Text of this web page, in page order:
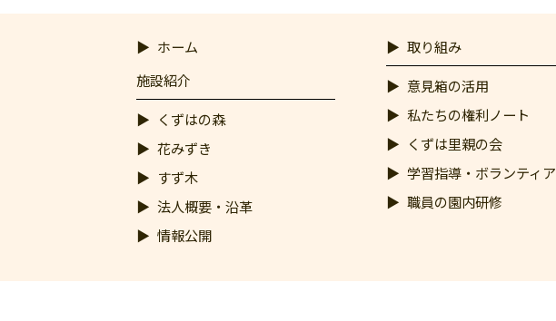
ホーム
施設紹介
くずはの森
花みずき
すず木
法人概要・沿革
情報公開
取り組み
意見箱の活用
私たちの権利ノート
くずは里親の会
学習指導・ボランティア
職員の園内研修